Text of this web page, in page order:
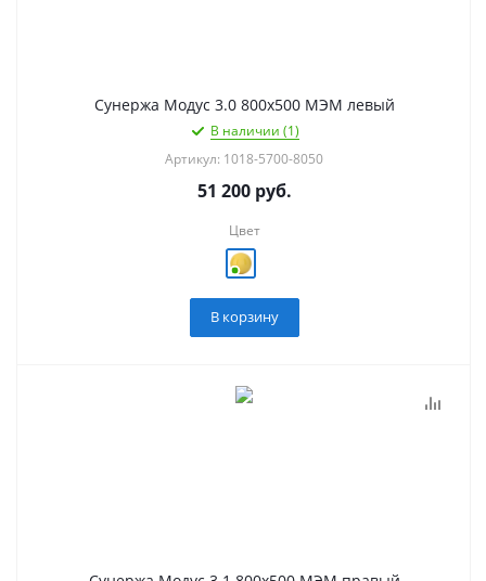
Сунержа Модус 3.0 800х500 МЭМ левый
В наличии (1)
Артикул: 1018-5700-8050
51 200руб.
Цвет
В корзину